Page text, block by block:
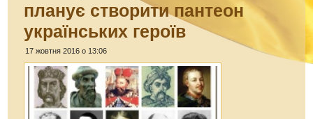
планує створити пантеон
українських героїв
17 жовтня 2016 о 13:06